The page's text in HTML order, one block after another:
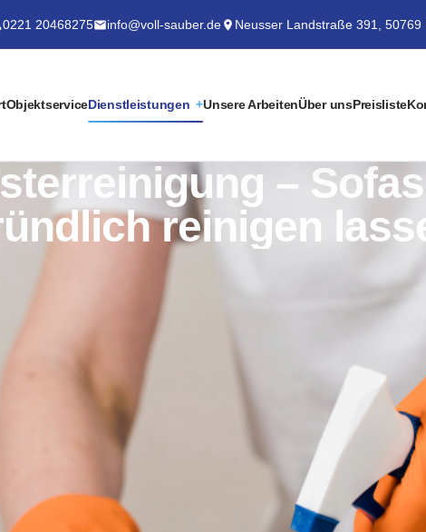
0221 20468275 info@voll-sauber.de Neusser Landstraße 391, 50769
ObjektserviceDienstleistungen Unsere ArbeitenÜber unsPreisliste
–
reinigen